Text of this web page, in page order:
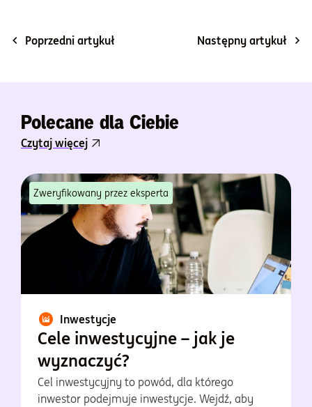
Poprzedni artykuł Następny artykuł
Polecane dla Ciebie
Czytaj więcej
Zweryfikowany przez eksperta
Inwestycje
Cele inwestycyjne – jak je
wyznaczyć?
Cel inwestycyjny to powód, dla którego
inwestor podejmuje inwestycje. Wejdź, aby